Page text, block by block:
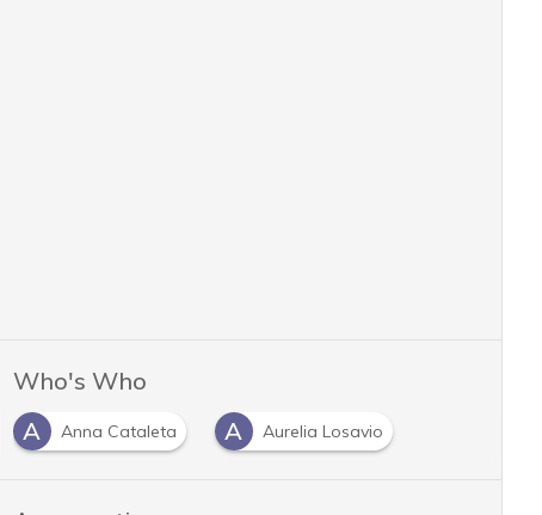
Who's Who
A
Anna Cataleta A Aurelia Losavio